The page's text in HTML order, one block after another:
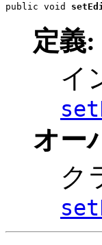
public void
定義:
イ
オー
ク